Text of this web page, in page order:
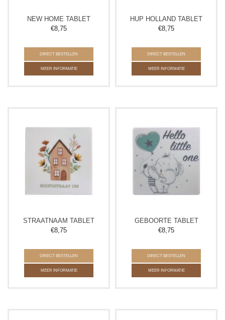
NEW HOME TABLET
€8,75
DIRECT BESTELLEN
MEER INFORMATIE
HUP HOLLAND TABLET
€8,75
DIRECT BESTELLEN
MEER INFORMATIE
STRAATNAAM TABLET
€8,75
DIRECT BESTELLEN
MEER INFORMATIE
GEBOORTE TABLET
€8,75
DIRECT BESTELLEN
MEER INFORMATIE